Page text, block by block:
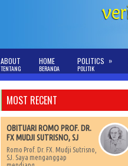
ABOUT
TENTANG
HOME
BERANDA
POLITICS
POLITIK
»
MOST RECENT
OBITUARI ROMO PROF. DR.
FX MUDJI SUTRISNO, SJ
Romo Prof. Dr. FX. Mudji Sutrisno,
SJ. Saya menganggap